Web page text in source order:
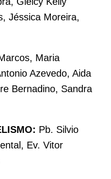
Jéssica Moreira,
Maria
Azevedo, Aida
Bernadino, Sandra
Pb. Silvio
Ev. Vitor